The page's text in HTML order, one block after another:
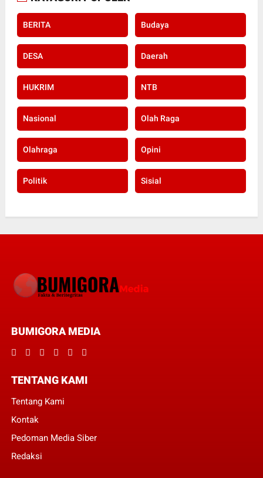
BERITA Budaya
DESA Daerah
HUKRIM NTB
Nasional Olah Raga
Olahraga Opini
Politik Sisial
BUMIGORA MEDIA
TENTANG KAMI
Tentang Kami
Kontak
Pedoman Media Siber
Redaksi